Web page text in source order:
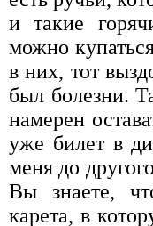
и такие
можно
в них, тот
был болезни.
намерен
уже билет в
меня до
Вы знаете,
карета, в